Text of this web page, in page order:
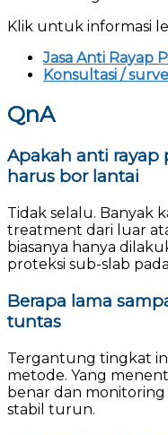
Klik untuk informasi
Jasa Anti Rayap
Konsultasi /
QnA
Apakah anti rayap
harus bor lantai
Tidak selalu. Banyak
treatment dari luar
biasanya hanya
proteksi sub-slab
Berapa lama
tuntas
Tergantung tingkat
metode. Yang
benar dan monitoring
stabil turun.